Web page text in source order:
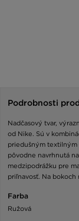
Podrobnosti
Nadčasový tvar,
od Nike. Sú v
priedušným textilným
pôvodne navrhnutá
medzipodrážku pre
priľnavosť. Na bokoch
Farba
Ružová